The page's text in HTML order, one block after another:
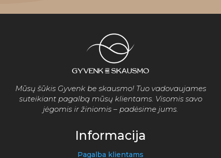
Mūsų šūkis Gyvenk be skausmo! Tuo vadovaujames
suteikiant pagalbą mūsų klientams. Visomis savo
jėgomis ir žiniomis – padėsime jums.
Informacija
Pagalba klientams